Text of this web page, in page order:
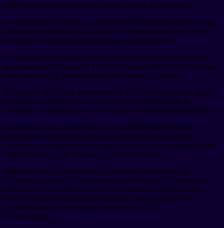
a fin de sostener reuniones de trabajo el lunes 21 y martes 22.
De confirmarse las fechas, el presidente retornará del exterior a más
tardar en las primeras horas del día 21, de modo que podrá recibir a
la misión y sostener las reuniones que se establezcan.
En la víspera, el jefe del Estado solicitó al Congreso autorización
para ausentarse del país del 14 al 21 de noviembre a fin de participar
en el Foro APEC que se realizará en Bangkok, Tailandia.
En octubre, el Consejo Permanente de la OEA designó a un grupo
de alto nivel para que visite el Perú y haga un análisis de la
situación, en concordancia con la Carta Democrática Interamericana.
Dicha misión estará integrado por los ministros de Relaciones
Exteriores de Argentina, Santiago Cafiero; de Belice, Eamon
Courtenay; de Ecuador, Juan Carlos Holguín; de Guatemala, Mario
Adolfo Búcaro, y de Paraguay, Julio César Arriola.
Asimismo, por la viceministra de Asuntos Multilaterales de
Colombia, Laura Gil; el viceministro de Relaciones Exteriores de
Costa Rica, Christian Guillermet, y el exministro de Relaciones
Exteriores del Paraguay, Eladio Loizaga, quien oficiará como
representante de la Secretaría General de la OEA.
Fuente: Andina